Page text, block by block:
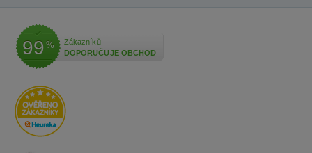
99 %
Zákazníků
DOPORUČUJE OBCHOD